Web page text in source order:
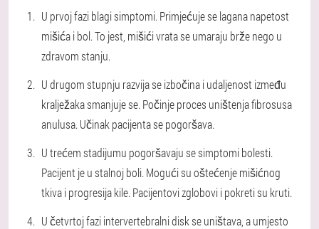
U prvoj fazi blagi simptomi. Primjećuje se lagana napetost
mišića i bol. To jest, mišići vrata se umaraju brže nego u
zdravom stanju.
U drugom stupnju razvija se izbočina i udaljenost između
kralježaka smanjuje se. Počinje proces uništenja fibrosusa
anulusa. Učinak pacijenta se pogoršava.
U trećem stadijumu pogoršavaju se simptomi bolesti.
Pacijent je u stalnoj boli. Mogući su oštećenje mišićnog
tkiva i progresija kile. Pacijentovi zglobovi i pokreti su kruti.
U četvrtoj fazi intervertebralni disk se uništava, a umjesto